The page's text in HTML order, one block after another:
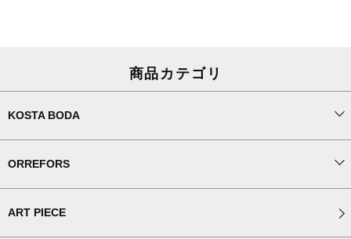
商品カテゴリ
KOSTA BODA
ORREFORS
ART PIECE